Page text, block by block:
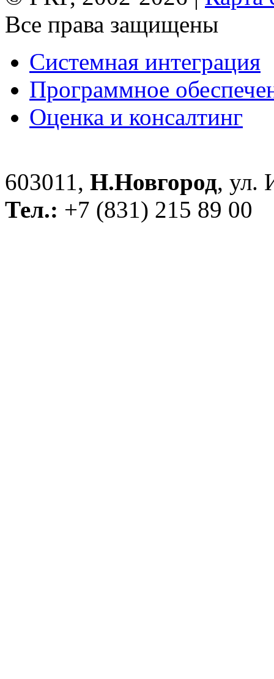
Все права защищены
Системная интеграция
Программное
Оценка и консалтинг
603011, Н.Новгород, ул.
Тел.: +7 (831) 215 89 00